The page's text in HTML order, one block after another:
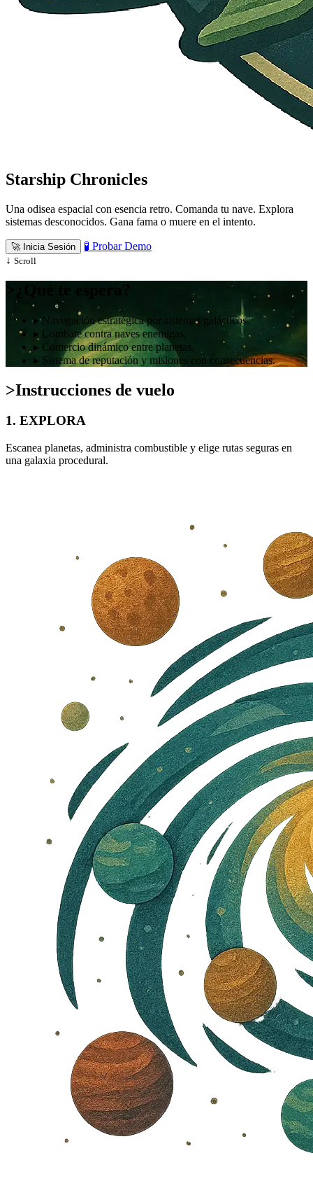
Starship Chronicles
Una odisea espacial con esencia retro. Comanda tu nave. Explora
sistemas desconocidos. Gana fama o muere en el intento.
🚀 Inicia Sesión
🧪 Probar Demo
↓ Scroll
¿Qué te espera?
▸Navegación estratégica por sistemas galácticos.
▸ Combate contra naves enemigas.
▸ Comercio dinámico entre planetas.
▸ Sistema de reputación y misiones con consecuencias.
>Instrucciones de vuelo
1. EXPLORA
Escanea planetas, administra combustible y elige rutas seguras en
una galaxia procedural.